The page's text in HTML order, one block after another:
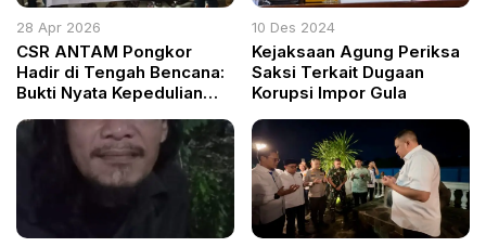
28 Apr 2026
CSR ANTAM Pongkor
Hadir di Tengah Bencana:
Bukti Nyata Kepedulian
Cigudeg
10 Des 2024
Kejaksaan Agung Periksa
Saksi Terkait Dugaan
Korupsi Impor Gula